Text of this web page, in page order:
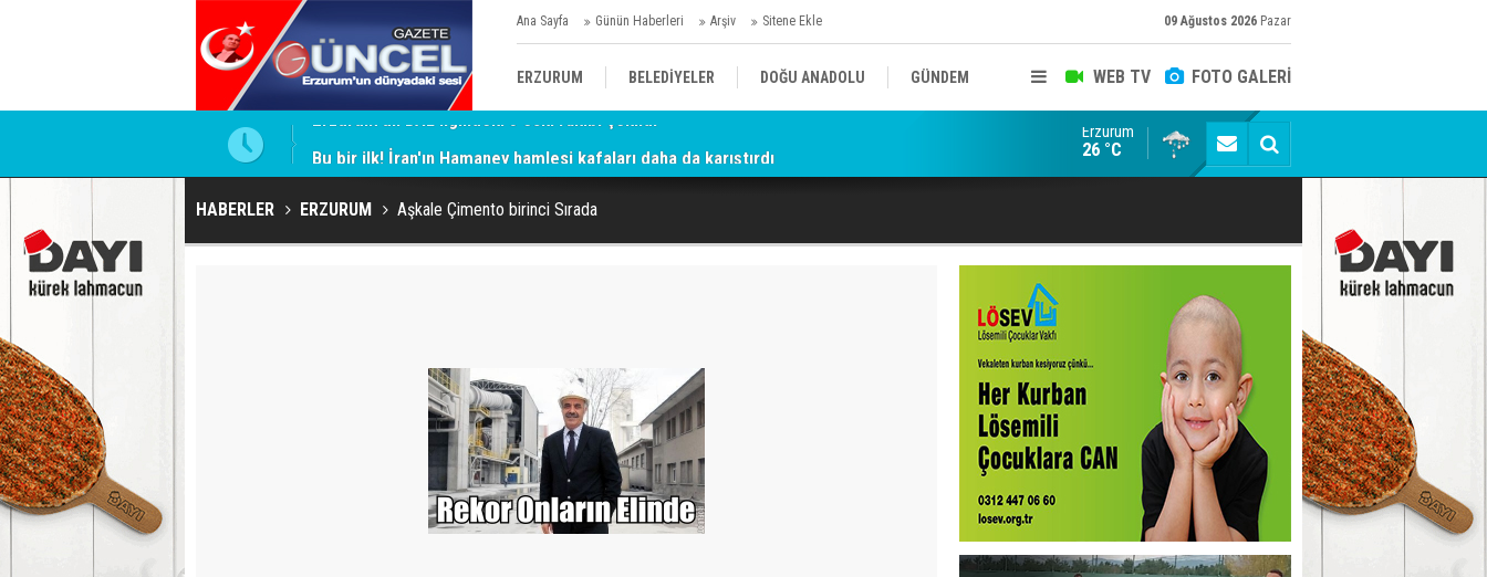
Ana Sayfa Günün Haberleri Arşiv Sitene Ekle 09 Ağustos 2026 Pazar
WEB TV FOTO GALERİ
ERZURUM BELEDİYELER DOĞU ANADOLU GÜNDEM
KÜLTÜR/SANAT//MAĞAZİN
Bu bir ilk! İran'ın Hamaney hamlesi kafaları daha da karıştırdı Erzurum'da yağış uyarısı
Erzurum
26 °C
HABERLER ERZURUM Aşkale Çimento birinci Sırada